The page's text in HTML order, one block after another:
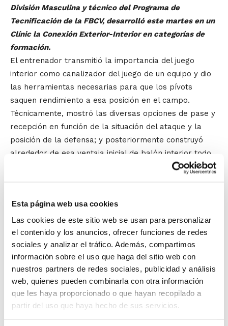
Esta página web usa cookies
Las cookies de este sitio web se usan para personalizar
el contenido y los anuncios, ofrecer funciones de redes
sociales y analizar el tráfico. Además, compartimos
información sobre el uso que haga del sitio web con
nuestros partners de redes sociales, publicidad y análisis
web, quienes pueden combinarla con otra información
que les haya proporcionado o que hayan recopilado a
partir del uso que haya hecho de sus servicios.
División Masculina y técnico del Programa de
Tecnificación de la FBCV, desarrolló este martes en un
Clínic la Conexión Exterior-Interior en categorías de
formación.
El entrenador transmitió la importancia del juego
interior como canalizador del juego de un equipo y dio
las herramientas necesarias para que los pívots
saquen rendimiento a esa posición en el campo.
Técnicamente, mostró las diversas opciones de pase y
recepción en función de la situación del ataque y la
posición de la defensa; y posteriormente construyó
alrededor de esa ventaja inicial de balón interior todo
Formación Continua para
entrenadoresde la FBCV.
La próxima actividad será el 13 de febrero
en Genovés.
Ana Belén Álvaro , ex-
jugadora internacional y entrenadora
Superior, abordará el Entrenamiento